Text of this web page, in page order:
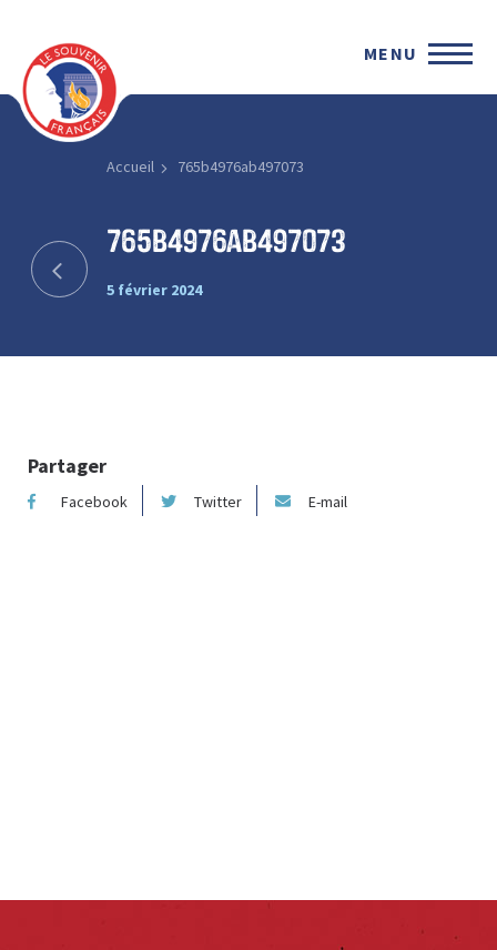
MENU
Accueil 765b4976ab497073
765b4976ab497073
5 février 2024
Partager
Facebook Twitter E-mail